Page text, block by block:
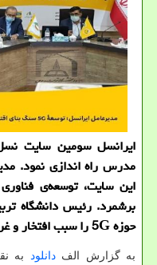
ایرانسل سومین سایت
مدرس راه اندازی نمود.
برشمرد. رئیس دانشگاه
حوزه 5G را سبب افتخار و غرور ملی دانست.
به گزارش الفدانلود به